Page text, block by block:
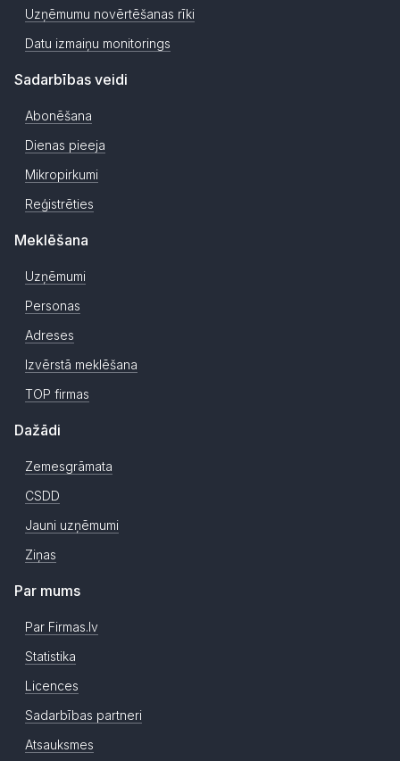
Uzņēmumu novērtēšanas rīki
Datu izmaiņu monitorings
Sadarbības veidi
Abonēšana
Dienas pieeja
Mikropirkumi
Reģistrēties
Meklēšana
Uzņēmumi
Personas
Adreses
Izvērstā meklēšana
TOP firmas
Dažādi
Zemesgrāmata
CSDD
Jauni uzņēmumi
Ziņas
Par mums
Par Firmas.lv
Statistika
Licences
Sadarbības partneri
Atsauksmes